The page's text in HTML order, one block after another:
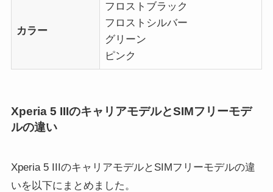
カラー
フロストブラック
フロストシルバー
グリーン
ピンク
Xperia 5 IIIのキャリアモデルとSIMフリーモデ
ルの違い
Xperia 5 IIIのキャリアモデルとSIMフリーモデルの違
いを以下にまとめました。